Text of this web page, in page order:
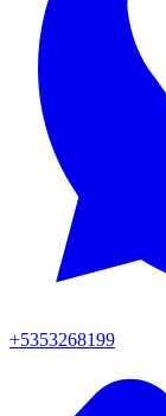
+5353268199